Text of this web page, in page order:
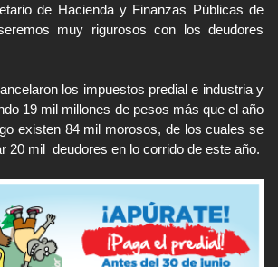
de Hacienda y Finanzas Públicas de
muy rigurosos con los deudores
los impuestos predial e industria y
19 mil millones de pesos más que el año
existen 84 mil morosos, de los cuales se
20 mil deudores en lo corrido de este año.